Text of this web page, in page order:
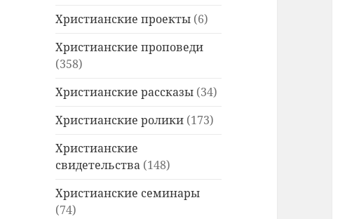
Христианские проекты (6)
Христианские проповеди
(358)
Христианские рассказы (34)
Христианские ролики (173)
Христианские
свидетельства (148)
Христианские семинары
(74)